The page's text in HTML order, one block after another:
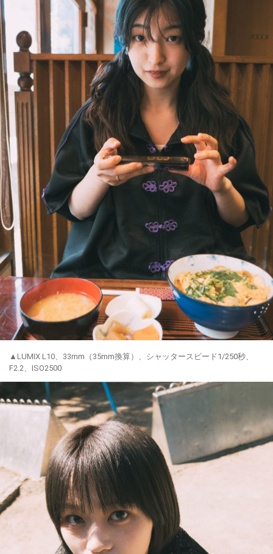
▲LUMIX L10、33mm（35mm換算）、シャッタースピード1/250秒、
F2.2、ISO2500